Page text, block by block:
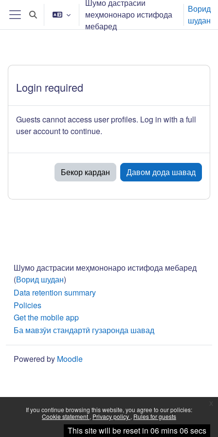
Нодида гузаронидан ба мазмуни асосӣ
If you continue browsing this website, you agree to our policies:
Cookie statement Privacy policy Rules for guests
Continue
Панели тараф
Toggle search input
Шумо дастрасии
меҳмононаро истифода
мебаред
Ворид
шудан
Login required
Guests cannot access user profiles. Log in with a full
user account to continue.
Бекор кардан Давом дода шавад
Шумо дастрасии меҳмононаро истифода мебаред
(Ворид шудан)
Data retention summary
Policies
Get the mobile app
Ба мавзӯи стандартӣ гузаронда шавад
Powered by Moodle
This site will be reset in 06 mins 06 secs